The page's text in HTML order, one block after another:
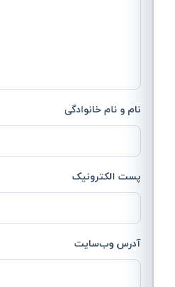
نام و نام خانوادگی
پست الکترونیک
آدرس وب‌سایت